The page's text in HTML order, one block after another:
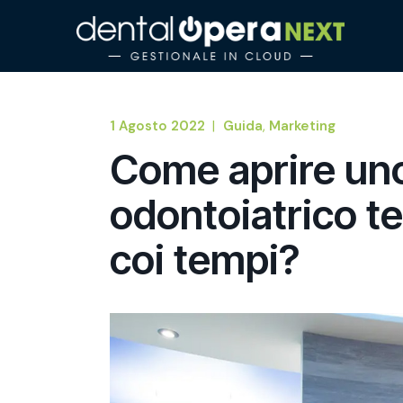
1 Agosto 2022 Guida Marketing
Come aprire
odontoiatrico
coi tempi?